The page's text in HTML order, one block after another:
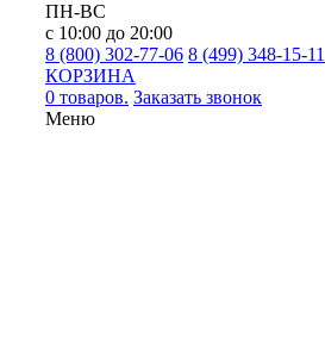
ПН-ВС
с 10:00 до 20:00
8 (800) 302-77-06 8 (499) 348-15-11
КОРЗИНА
0 товаров. Заказать звонок
Меню